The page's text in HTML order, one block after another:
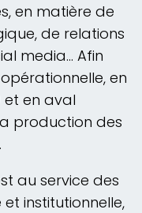
en matière de
de relations
media… Afin
en
en aval
production des
au service des
institutionnelle,